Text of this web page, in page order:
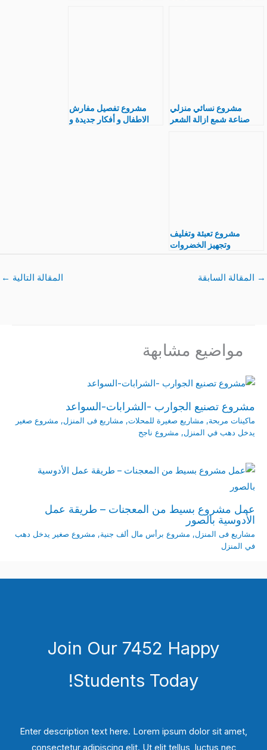
مشروع نسائي منزلي
صناعة شمع ازالة الشعر
مشروع تفصيل مفارش
الاطفال و أفكار جديدة و
مشروع تعبئة وتغليف
وتجهيز الخضروات
والفاكهة الطازجة
→ المقالة السابقة المقالة التالية ←
مواضيع مشابهة
مشروع تصنيع الجوارب -الشرابات-السواعد
ماكينات مربحة, مشاريع صغيرة للمحلات, مشاريع فى المنزل, مشروع صغير
يدخل دهب في المنزل, مشروع ناجح
عمل مشروع بسيط من المعجنات – طريقة عمل
الأدوسية بالصور
مشاريع فى المنزل, مشروع برأس مال ألف جنية, مشروع صغير يدخل دهب
في المنزل
Join Our 7452 Happy
Students​ Today!
Enter description text here. Lorem ipsum dolor sit amet,
consectetur adipiscing elit. Ut elit tellus, luctus nec